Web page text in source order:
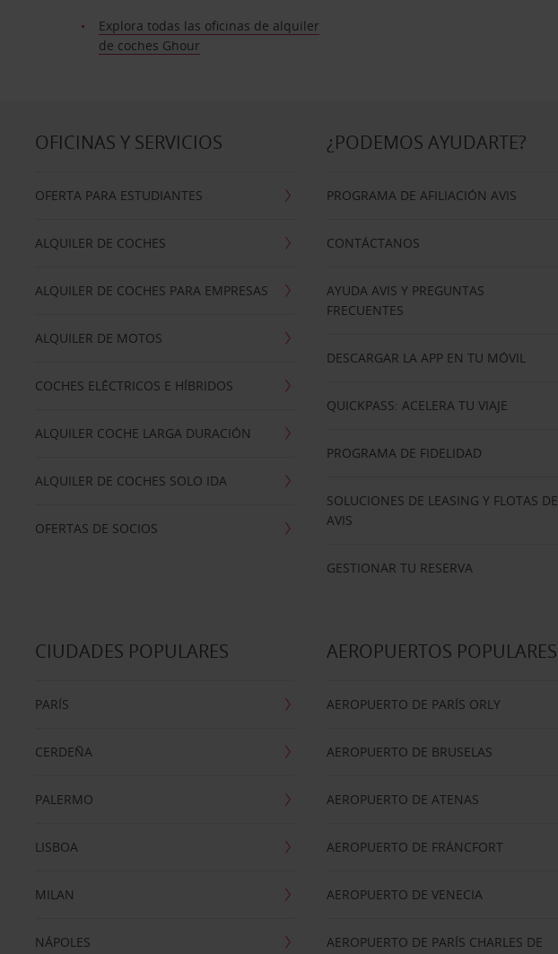
Explora todas las oficinas de alquiler
de coches Ghour
OFICINAS Y SERVICIOS
OFERTA PARA ESTUDIANTES
ALQUILER DE COCHES
ALQUILER DE COCHES PARA EMPRESAS
ALQUILER DE MOTOS
COCHES ELÉCTRICOS E HÍBRIDOS
ALQUILER COCHE LARGA DURACIÓN
ALQUILER DE COCHES SOLO IDA
OFERTAS DE SOCIOS
¿PODEMOS AYUDARTE?
PROGRAMA DE AFILIACIÓN AVIS
CONTÁCTANOS
AYUDA AVIS Y PREGUNTAS
FRECUENTES
DESCARGAR LA APP EN TU MÓVIL
QUICKPASS: ACELERA TU VIAJE
PROGRAMA DE FIDELIDAD
SOLUCIONES DE LEASING Y FLOTAS DE
AVIS
GESTIONAR TU RESERVA
CIUDADES POPULARES
PARÍS
CERDEÑA
PALERMO
LISBOA
MILAN
NÁPOLES
AEROPUERTOS POPULARES
AEROPUERTO DE PARÍS ORLY
AEROPUERTO DE BRUSELAS
AEROPUERTO DE ATENAS
AEROPUERTO DE FRÁNCFORT
AEROPUERTO DE VENECIA
AEROPUERTO DE PARÍS CHARLES DE